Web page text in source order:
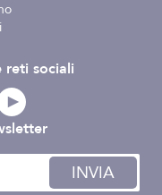
INVIA
reti sociali